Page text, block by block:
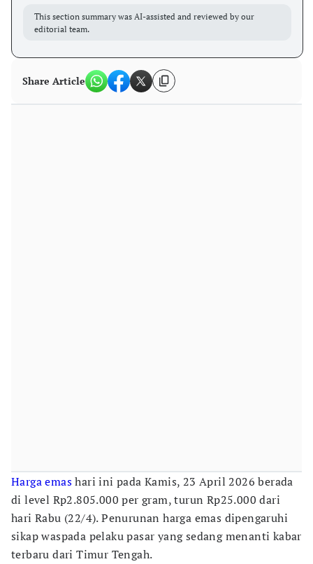
This section summary was AI-assisted and reviewed by our
editorial team.
Share Article
Harga emashari ini pada Kamis, 23 April 2026 berada
di level Rp2.805.000 per gram, turun Rp25.000 dari
hari Rabu (22/4). Penurunan harga emas dipengaruhi
sikap waspada pelaku pasar yang sedang menanti kabar
terbaru dari Timur Tengah.